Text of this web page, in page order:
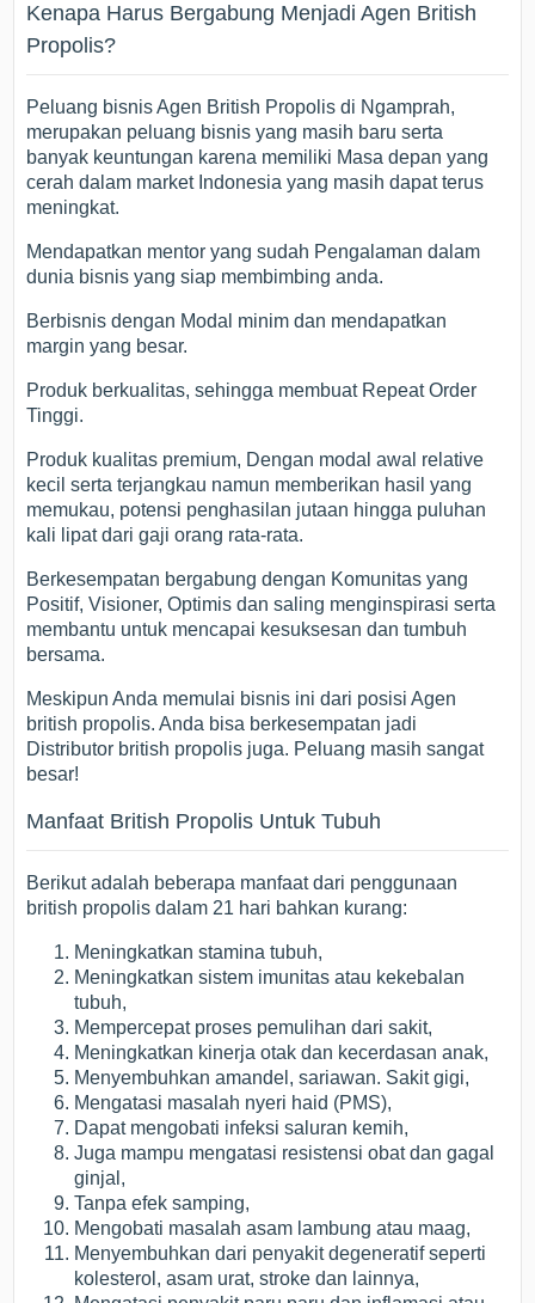
Kenapa Harus Bergabung Menjadi Agen British
Propolis?
Peluang bisnis Agen British Propolis di Ngamprah,
merupakan peluang bisnis yang masih baru serta
banyak keuntungan karena memiliki Masa depan yang
cerah dalam market Indonesia yang masih dapat terus
meningkat.
Mendapatkan mentor yang sudah Pengalaman dalam
dunia bisnis yang siap membimbing anda.
Berbisnis dengan Modal minim dan mendapatkan
margin yang besar.
Produk berkualitas, sehingga membuat Repeat Order
Tinggi.
Produk kualitas premium, Dengan modal awal relative
kecil serta terjangkau namun memberikan hasil yang
memukau, potensi penghasilan jutaan hingga puluhan
kali lipat dari gaji orang rata-rata.
Berkesempatan bergabung dengan Komunitas yang
Positif, Visioner, Optimis dan saling menginspirasi serta
membantu untuk mencapai kesuksesan dan tumbuh
bersama.
Meskipun Anda memulai bisnis ini dari posisi Agen
british propolis. Anda bisa berkesempatan jadi
Distributor british propolis juga. Peluang masih sangat
besar!
Manfaat British Propolis Untuk Tubuh
Berikut adalah beberapa manfaat dari penggunaan
british propolis dalam 21 hari bahkan kurang:
Meningkatkan stamina tubuh,
Meningkatkan sistem imunitas atau kekebalan
tubuh,
Mempercepat proses pemulihan dari sakit,
Meningkatkan kinerja otak dan kecerdasan anak,
Menyembuhkan amandel, sariawan. Sakit gigi,
Mengatasi masalah nyeri haid (PMS),
Dapat mengobati infeksi saluran kemih,
Juga mampu mengatasi resistensi obat dan gagal
ginjal,
Tanpa efek samping,
Mengobati masalah asam lambung atau maag,
Menyembuhkan dari penyakit degeneratif seperti
kolesterol, asam urat, stroke dan lainnya,